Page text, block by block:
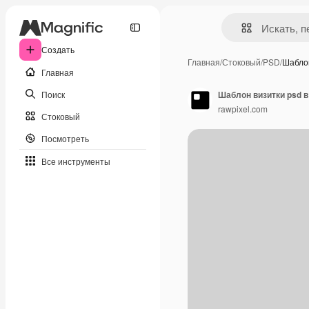
Создать
Главная
Поиск
Стоковый
Посмотреть
Все инструменты
Главная/Стоковый/PSD/
Шаблон визитки psd
rawpixel.com